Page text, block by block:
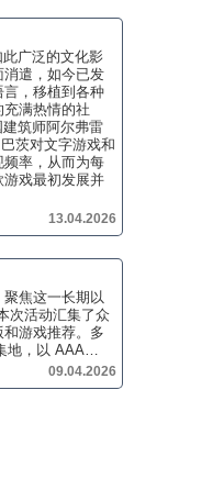
广泛的文化影
遣，如今已发
，移植到各种
满热情的社
筑师阿尔弗雷
茨对文字游戏和
率，从而为每
戏最初发展并
13.04.2026
聚焦这一长期以
次活动汇集了众
游戏推荐。多
地，以 AAA…
09.04.2026